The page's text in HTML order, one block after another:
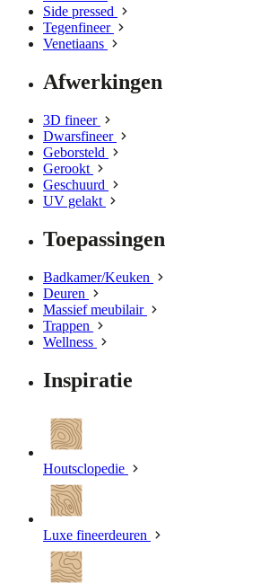
Side pressed
Tegenfineer
Venetiaans
Afwerkingen
3D fineer
Dwarsfineer
Geborsteld
Gerookt
Geschuurd
UV gelakt
Toepassingen
Badkamer/Keuken
Deuren
Massief meubilair
Trappen
Wellness
Inspiratie
Houtsclopedie
Luxe fineerdeuren